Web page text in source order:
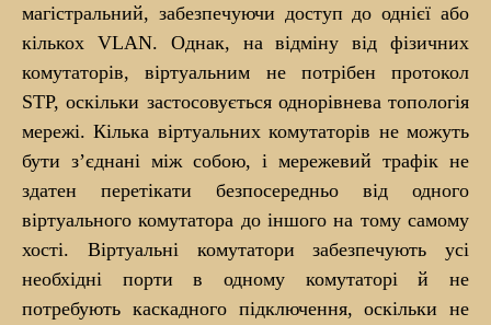
магістральний, забезпечуючи доступ до однієї або
кількох VLAN. Однак, на відміну від фізичних
комутаторів, віртуальним не потрібен протокол
STP, оскільки застосовується однорівнева топологія
мережі. Кілька віртуальних комутаторів не можуть
бути з’єднані між собою, і мережевий трафік не
здатен перетікати безпосередньо від одного
віртуального комутатора до іншого на тому самому
хості. Віртуальні комутатори забезпечують усі
необхідні порти в одному комутаторі й не
потребують каскадного підключення, оскільки не